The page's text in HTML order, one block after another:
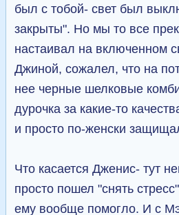
был с тобой- свет был
закрыты". Но мы то все
настаивал на включенном
Джиной, сожалел, что на
нее черные шелковые
дурочка за какие-то
и просто по-женски
Что касается Дженис- тут
просто пошел "снять
ему вообще помогло. И с